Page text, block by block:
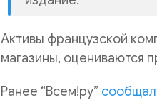
Активы французской
магазины, оцениваются
Ранее “Всем!ру”